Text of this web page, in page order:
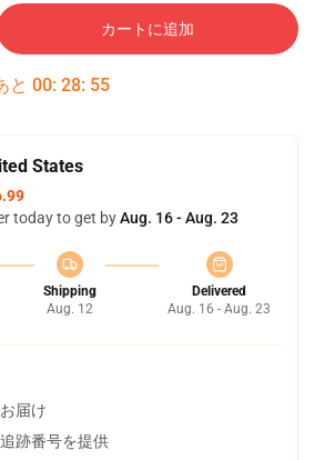
カートに追加
と 00: 28: 54
States
today to get byAug. 16 - Aug. 23
Shipping
Aug. 12
Delivered
Aug. 16 - Aug. 23
届け
跡番号を提供